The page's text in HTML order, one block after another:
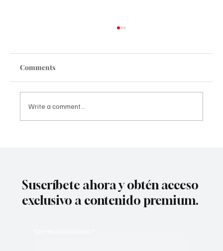
Comments
Write a comment...
Suscríbete ahora y obtén acceso
exclusivo a contenido premium.